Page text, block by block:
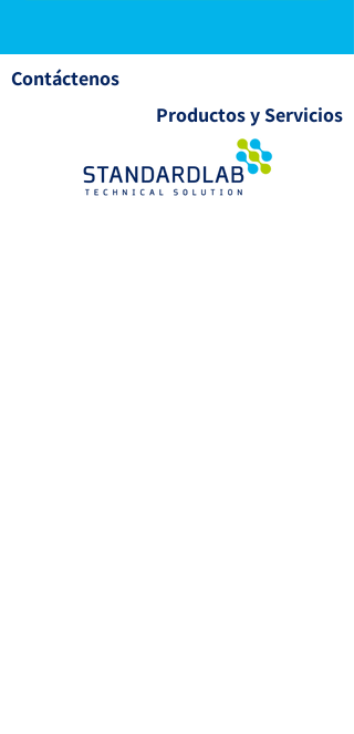
Contáctenos
Productos y Servicios